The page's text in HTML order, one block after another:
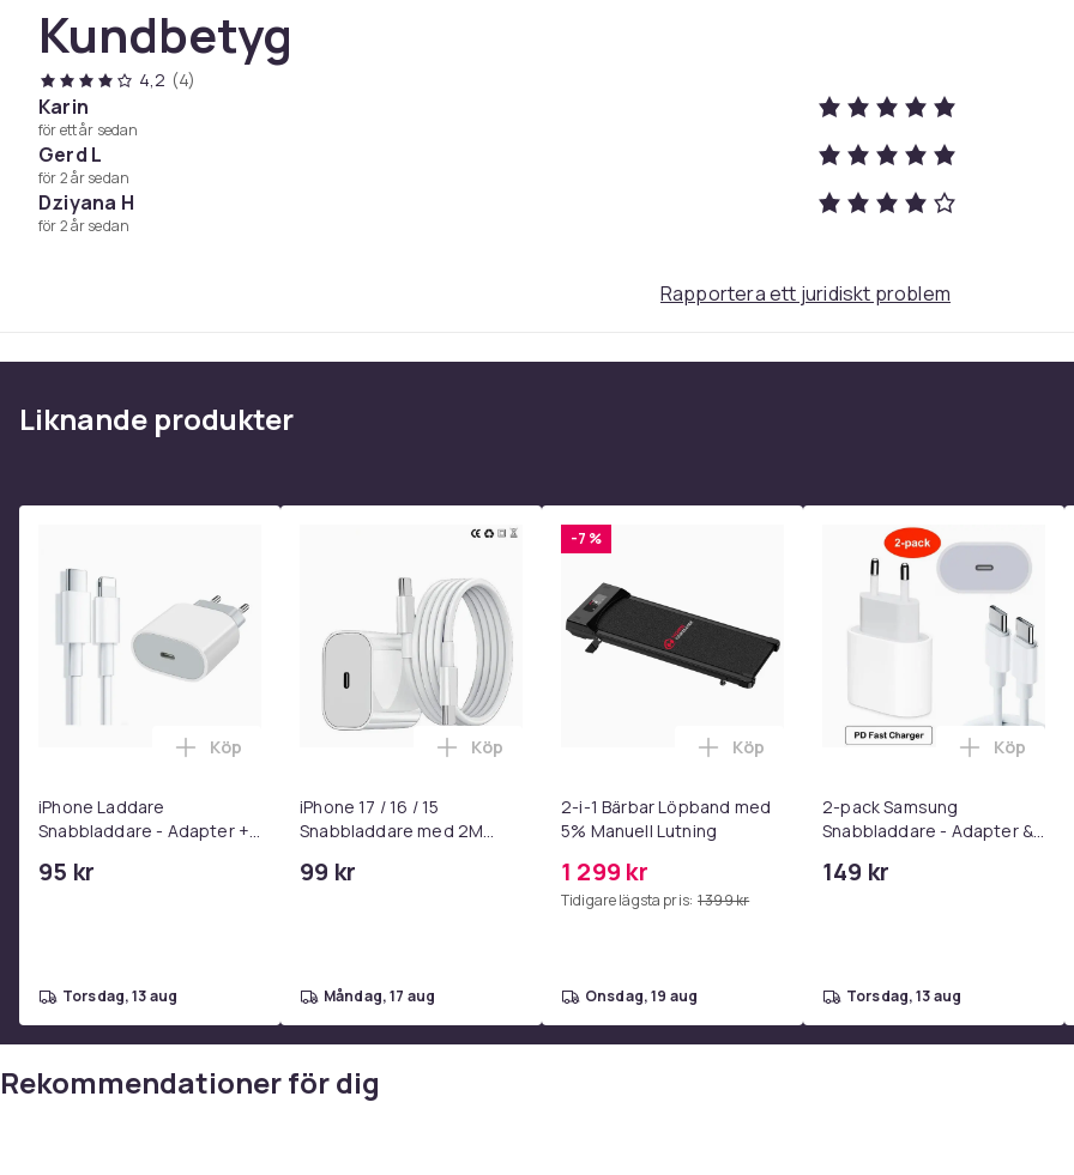
Effekt: 1270 W
Roterande glastallrik: Ã~ 255 mm
Färg
Svart
Vikt
11
Artikel.nr.
Produktsäkerhetsinformation
Kundbetyg
4,2 (4)
Karin
för ett år sedan
Gerd L
för 2 år sedan
Dziyana H
för 2 år sedan
Rapportera ett juridiskt problem
Liknande produkter
iPhone Laddare
Snabbladdare - Adapter +
C 2m
95 kr
Lägg till iPhone Laddare Snabbladdare - Adapter + Kabel 25W lightning - USB-C 2m i varukorgen
Köp
torsdag, 13 aug
iPhone 17 / 16 / 15
Snabbladdare med 2M
99 kr
Lägg till iPhone 17 / 16 / 15 Snabbladdare med 2M USB-C till USB-C
Köp
måndag, 17 aug
-7 %
2-i-1 Bärbar Löpband med
5% Manuell Lutning
1 299 kr
Tidigare lägsta pris: 1 399 kr
Lägg till 2-i-1 Bärbar Löpband med 5%
Köp
onsdag, 19 aug
2-pack Samsung
Snabbladdare - Adapter &
149 kr
Lägg till
Köp
torsdag, 13 aug
Rekommendationer för dig